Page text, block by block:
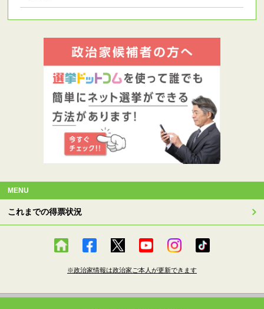
MENU
これまでの得票状況
※政治家情報は政治家ご本人が更新できます